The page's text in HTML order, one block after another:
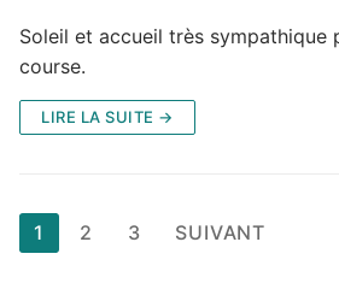
Soleil et accueil très sympathique
course.
LIRE LA SUITE →
Pagination
des
1 2 3 SUIVANT